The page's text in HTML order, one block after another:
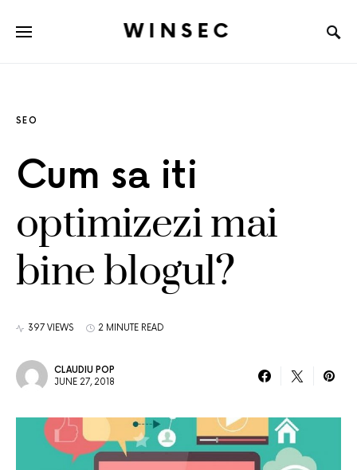
WINSEC
SEO
Cum sa iti
optimizezi mai
bine blogul?
397 VIEWS 2 MINUTE READ
CLAUDIU POP
JUNE 27, 2018